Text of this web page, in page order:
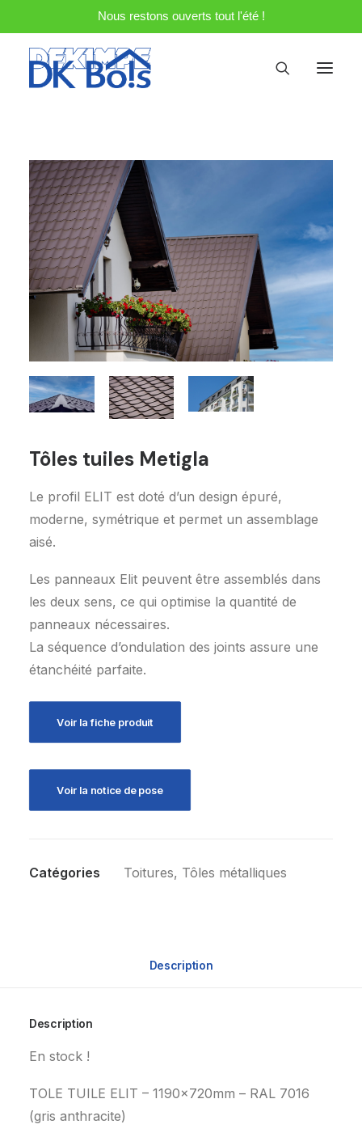
Nous restons ouverts tout l'été !
Demandez un devis
Tôles tuiles Metigla
Le profil ELIT est doté d’un design épuré,
moderne, symétrique et permet un assemblage
aisé.
Les panneaux Elit peuvent être assemblés dans
les deux sens, ce qui optimise la quantité de
panneaux nécessaires.
La séquence d’ondulation des joints assure une
étanchéité parfaite.
Voir la fiche produit
Voir la notice de pose
Catégories Toitures, Tôles métalliques
Description
Description
En stock !
TOLE TUILE ELIT – 1190x720mm – RAL 7016
(gris anthracite)